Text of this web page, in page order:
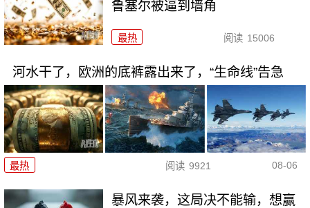
鲁塞尔被逼到墙角
最热 阅读 15006
河水干了，欧洲的底裤露出来了，“生命线”告急
最热 阅读 9921 08-06
暴风来袭，这局决不能输，想赢